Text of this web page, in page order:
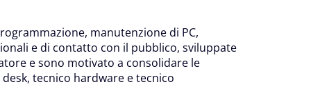
manutenzione di PC,
e di contatto con il pubblico, sviluppate
e sono motivato a consolidare le
tecnico hardware e tecnico